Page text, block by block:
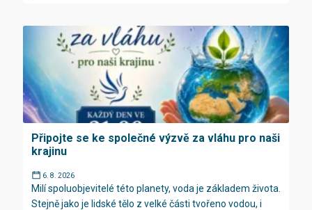
Připojte se ke společné výzvě za vláhu pro naši
krajinu
6. 8. 2026
Milí spoluobjevitelé této planety, voda je základem života.
Stejně jako je lidské tělo z velké části tvořeno vodou, i